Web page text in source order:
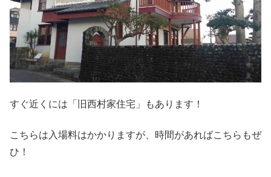
すぐ近くには「旧西村家住宅」もあります！
こちらは入場料はかかりますが、時間があればこちらもぜ
ひ！